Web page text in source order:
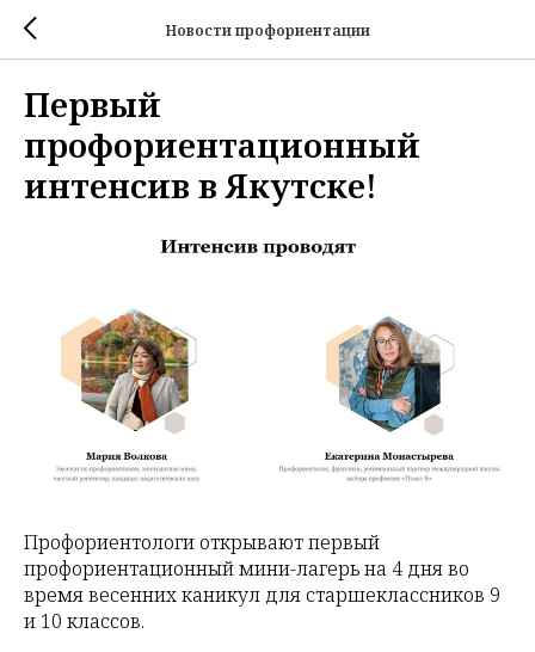
Новости профориентации
Первый
профориентационный
интенсив в Якутске!
Профориентологи открывают первый
профориентационный мини-лагерь на 4 дня во
время весенних каникул для старшеклассников 9
и 10 классов.